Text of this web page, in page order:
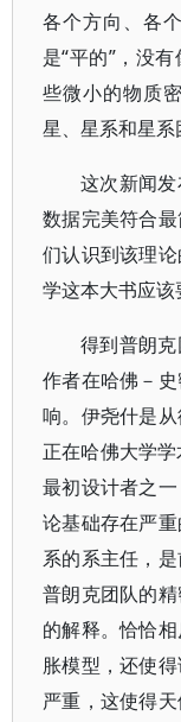
各个方向、各
是“平的”，没
些微小的物质
星、星系和星系
这次新闻
数据完美符合
们认识到该理
学这本大书应该
得到普朗
作者在哈佛－
响。伊尧什是
正在哈佛大学
最初设计者之
论基础存在严
系的系主任，
普朗克团队的
的解释。恰恰
胀模型，还使
严重，这使得